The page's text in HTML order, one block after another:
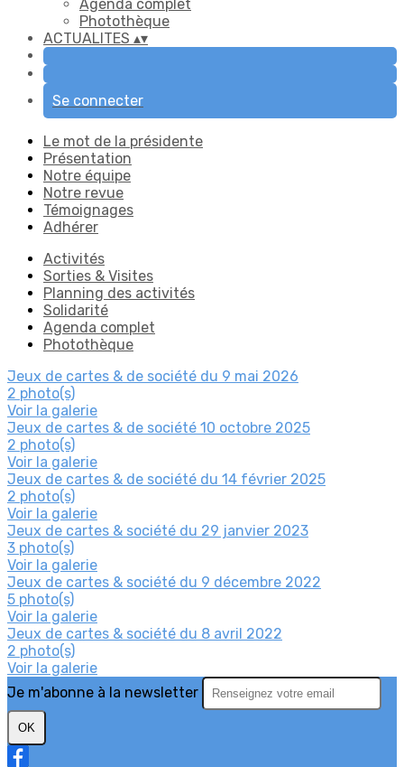
Agenda complet
Photothèque
ACTUALITES ▴▾
Se connecter
Le mot de la présidente
Présentation
Notre équipe
Notre revue
Témoignages
Adhérer
Activités
Sorties & Visites
Planning des activités
Solidarité
Agenda complet
Photothèque
Jeux de cartes & de société du 9 mai 2026
2 photo(s)
Voir la galerie
Jeux de cartes & de société 10 octobre 2025
2 photo(s)
Voir la galerie
Jeux de cartes & de société du 14 février 2025
2 photo(s)
Voir la galerie
Jeux de cartes & société du 29 janvier 2023
3 photo(s)
Voir la galerie
Jeux de cartes & société du 9 décembre 2022
5 photo(s)
Voir la galerie
Jeux de cartes & société du 8 avril 2022
2 photo(s)
Voir la galerie
Je m'abonne à la newsletter
OK